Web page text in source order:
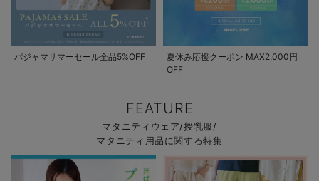
パジャマサマーセール全品5%OFF
夏休み応援クーポン MAX2,000円
OFF
FEATURE
マタニティウェア/授乳服/
マタニティ用品に関する特集